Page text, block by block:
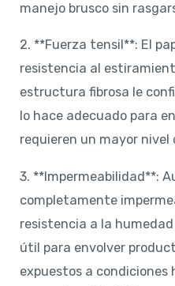
manejo brusco sin
2. **Fuerza tensil**: El
resistencia al
estructura fibrosa le
lo hace adecuado para
requieren un mayor
3. **Impermeabilidad**:
completamente
resistencia a la
útil para envolver
expuestos a condiciones